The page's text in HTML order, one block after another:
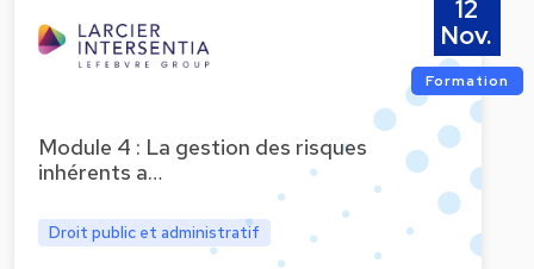
Module 4 : La gestion des risques
inhérents a…
Droit public et administratif
12
Nov.
Formation